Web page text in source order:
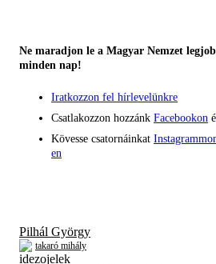
Ne maradjon le a Magyar Nemzet
minden nap!
Iratkozzon fel hírlevelünkre
Csatlakozzon hozzánk Facebookon
Kövesse csatornáinkat
en
Pilhál György
takaró mihály